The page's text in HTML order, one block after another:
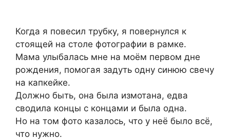
Когда я повесил трубку, я повернулся к
стоящей на столе фотографии в рамке.
Мама улыбалась мне на моём первом дне
рождения, помогая задуть одну синюю свечу
на капкейке.
Должно быть, она была измотана, едва
сводила концы с концами и была одна.
Но на том фото казалось, что у неё было всё,
что нужно.